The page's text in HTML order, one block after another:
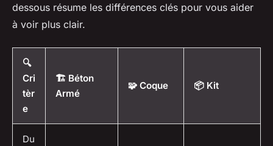
dessous résume les différences clés pour vous aider
à voir plus clair.
🔍
Cri
tèr
e
🏗️ Béton
Armé
🧩 Coque 📦 Kit
Du